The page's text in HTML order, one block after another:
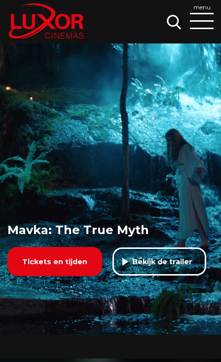
Mavka: The True Myth
Tickets en tijden Bekijk de trailer